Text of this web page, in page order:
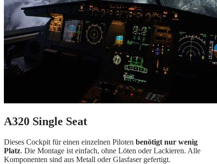
A320 Single Seat
Dieses Cockpit für einen einzelnen Piloten benötigt nur wenig
Platz. Die Montage ist einfach, ohne Löten oder Lackieren. Alle
Komponenten sind aus Metall oder Glasfaser gefertigt.